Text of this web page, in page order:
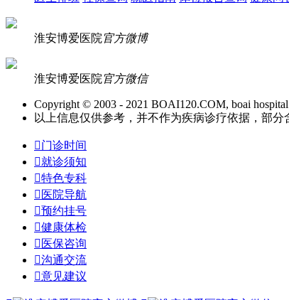
淮安博爱医院官方微博
淮安博爱医院官方微信
Copyright © 2003 - 2021 BOAI120.COM, boai
以上信息仅供参考，并不作为疾病诊疗依据，部分
门诊时间
就诊须知
特色专科
 医院导航
预约挂号
健康体检
 医保咨询
沟通交流
意见建议